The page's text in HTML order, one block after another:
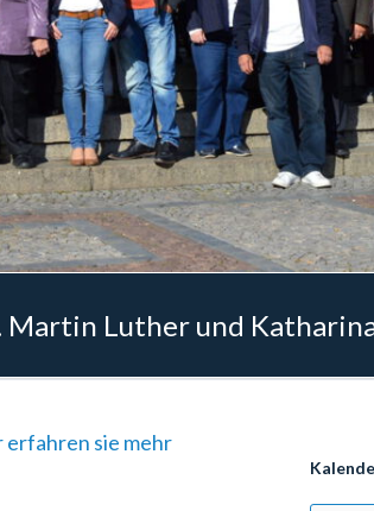
1939 - 1930
1929 - 1926
Martin Luther und
erfahren sie mehr